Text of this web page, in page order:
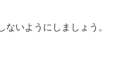
いようにしましょう。